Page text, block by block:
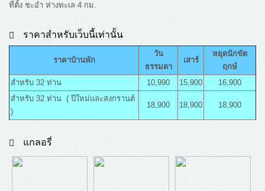
ที่ตั้ง ชะอำ ห่างทะเล 4 กม.
ราคาสำหรับเว็บนี้เท่านั้น
ราคาบ้านพัก
วัน
ธรรมดา
เสาร์
หยุดนักขัต
ฤกษ์
สำหรับ 32 ท่าน
10,990 15,900
16,900
สำหรับ 32 ท่าน ( ปีใหม่และสงกรานต์
)
18,900 18,900 18,900
แกลอรี่